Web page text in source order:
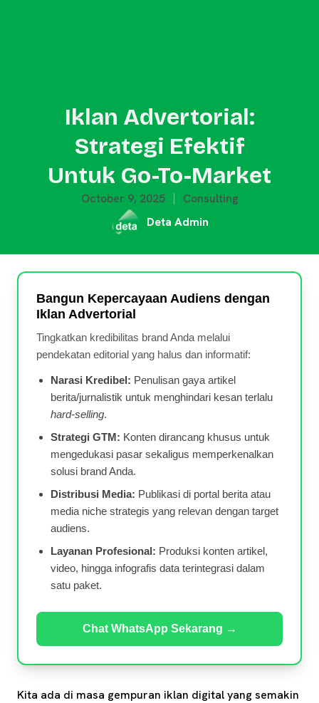
Iklan Advertorial:
Strategi Efektif
Untuk Go-To-Market
October 9, 2025
Consulting
Deta Admin
Bangun Kepercayaan Audiens dengan
Iklan Advertorial
Tingkatkan kredibilitas brand Anda melalui
pendekatan editorial yang halus dan informatif:
Narasi Kredibel: Penulisan gaya artikel
berita/jurnalistik untuk menghindari kesan terlalu
hard-selling.
Strategi GTM: Konten dirancang khusus untuk
mengedukasi pasar sekaligus memperkenalkan
solusi brand Anda.
Distribusi Media: Publikasi di portal berita atau
media niche strategis yang relevan dengan target
audiens.
Layanan Profesional: Produksi konten artikel,
video, hingga infografis data terintegrasi dalam
satu paket.
Chat WhatsApp Sekarang →
Kita ada di masa gempuran iklan digital yang semakin